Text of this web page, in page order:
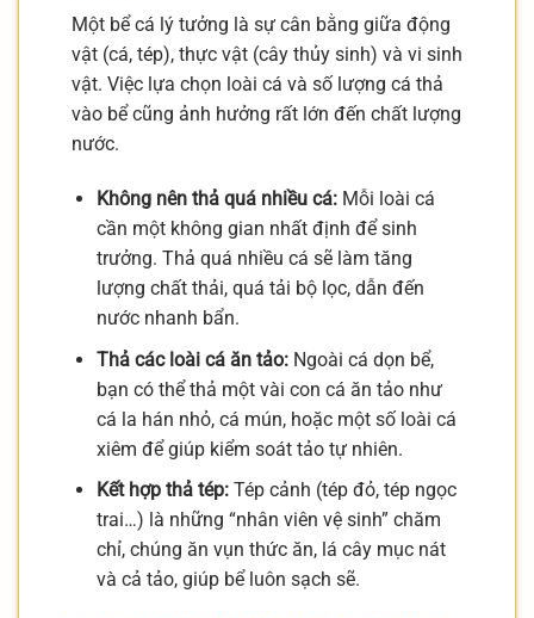
Một bể cá lý tưởng là sự cân bằng giữa động
vật (cá, tép), thực vật (cây thủy sinh) và vi sinh
vật. Việc lựa chọn loài cá và số lượng cá thả
vào bể cũng ảnh hưởng rất lớn đến chất lượng
nước.
Không nên thả quá nhiều cá:Mỗi loài cá
cần một không gian nhất định để sinh
trưởng. Thả quá nhiều cá sẽ làm tăng
lượng chất thải, quá tải bộ lọc, dẫn đến
nước nhanh bẩn.
Thả các loài cá ăn tảo:Ngoài cá dọn bể,
bạn có thể thả một vài con cá ăn tảo như
cá la hán nhỏ, cá mún, hoặc một số loài cá
xiêm để giúp kiểm soát tảo tự nhiên.
Kết hợp thả tép:Tép cảnh (tép đỏ, tép ngọc
trai…) là những “nhân viên vệ sinh” chăm
chỉ, chúng ăn vụn thức ăn, lá cây mục nát
và cả tảo, giúp bể luôn sạch sẽ.